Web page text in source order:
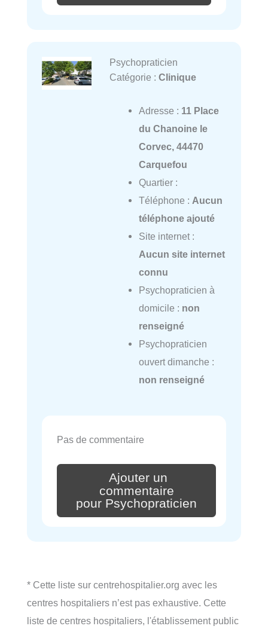
Psychopraticien
Catégorie : Clinique
Adresse : 11 Place
du Chanoine le
Corvec, 44470
Carquefou
Quartier :
Téléphone : Aucun
téléphone ajouté
Site internet :
Aucun site internet
connu
Psychopraticien à
domicile : non
renseigné
Psychopraticien
ouvert dimanche :
non renseigné
Pas de commentaire
Ajouter un
commentaire
pour Psychopraticien
* Cette liste sur centrehospitalier.org avec les
centres hospitaliers n’est pas exhaustive. Cette
liste de centres hospitaliers, l'établissement public